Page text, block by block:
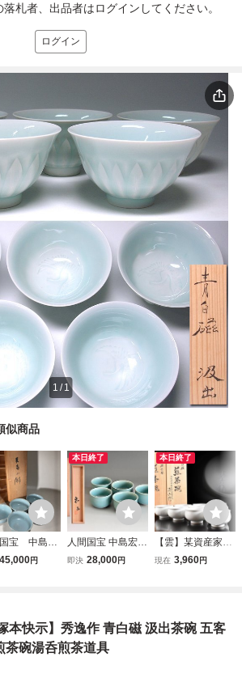
札者、出品者はログインしてください。
ログイン
1 / 1
似商品
国宝 中島宏
磁 天青小
45,000円
本日終了
人間国宝 中島宏
青磁湯呑 五客
即決 28,000円
本日終了
【雲】某資産家買
取品 中村清六 高
20 LTUfde
現在 3,960円
本快示】秀逸作 青白磁 汲出茶碗 五客
茶碗湯呑煎茶道具